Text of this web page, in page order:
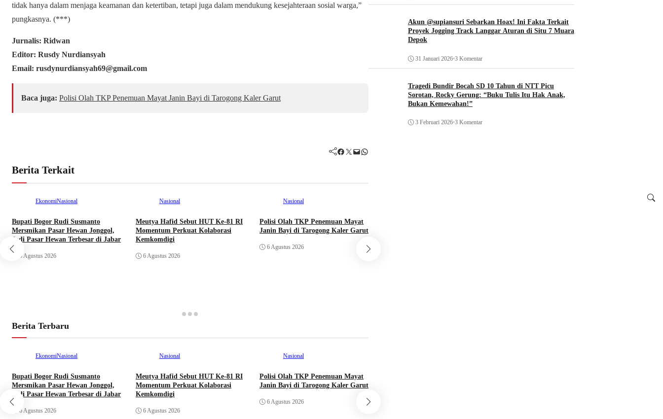
tidak hanya dalam menjaga keamanan dan ketertiban, tetapi juga dalam mendukung kesejahteraan sosial warga,”
pungkasnya. (***)
Jurnalis: Ridwan
Editor: Rusdy Nurdiansyah
Email: rusdynurdiansyah69@gmail.com
Baca juga: Polisi Olah TKP Penemuan Mayat Janin Bayi di Tarogong Kaler Garut
Facebook Twitter Mail WhatsApp
Berita Terkait
EkonomiNasional
Bupati Bogor Rudi Susmanto
Mersmikan Pasar Hewan Jonggol,
Jadi Pasar Hewan Terbesar di Jabar
6 Agustus 2026
Nasional
Meutya Hafid Sebut HUT Ke-81 RI
Momentum Perkuat Kolaborasi
Kemkomdigi
6 Agustus 2026
Nasional
Polisi Olah TKP Penemuan Mayat
Janin Bayi di Tarogong Kaler Garut
6 Agustus 2026
Berita Terbaru
EkonomiNasional
Bupati Bogor Rudi Susmanto
Mersmikan Pasar Hewan Jonggol,
Jadi Pasar Hewan Terbesar di Jabar
6 Agustus 2026
Nasional
Meutya Hafid Sebut HUT Ke-81 RI
Momentum Perkuat Kolaborasi
Kemkomdigi
6 Agustus 2026
Nasional
Polisi Olah TKP Penemuan Mayat
Janin Bayi di Tarogong Kaler Garut
6 Agustus 2026
Akun @supiansuri Sebarkan Hoax! Ini Fakta Terkait
Proyek Jogging Track Langgar Aturan di Situ 7 Muara
Depok
31 Januari 2026•3 Komentar
Tragedi Bundir Bocah SD 10 Tahun di NTT Picu
Sorotan, Rocky Gerung: “Buku Tulis Itu Hak Anak,
Bukan Kemewahan!”
3 Februari 2026•3 Komentar